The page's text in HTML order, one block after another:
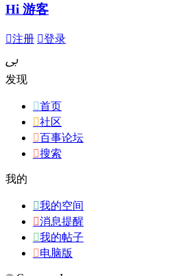
Hi 游客
注册 登录
ﰉ
发现
首页
社区
百事论坛
搜索
我的
我的空间
消息提醒
我的帖子
电脑版